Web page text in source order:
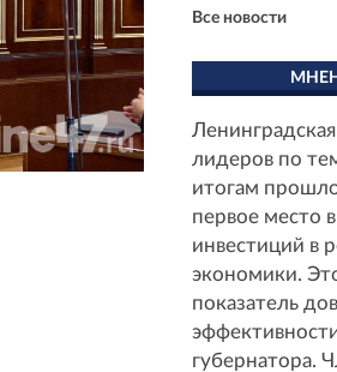
Все новости
лидеров по
итогам
первое место
инвестиций в
экономики.
показатель
губернатора.